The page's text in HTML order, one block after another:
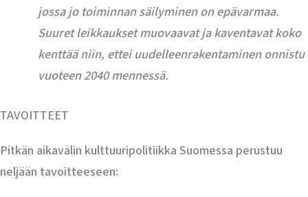
jossa jo toiminnan säilyminen on epävarmaa.
Suuret leikkaukset muovaavat ja kaventavat koko
kenttää niin, ettei uudelleenrakentaminen onnistu
vuoteen 2040 mennessä.
TAVOITTEET
Pitkän aikavälin kulttuuripolitiikka Suomessa perustuu
neljään tavoitteeseen: